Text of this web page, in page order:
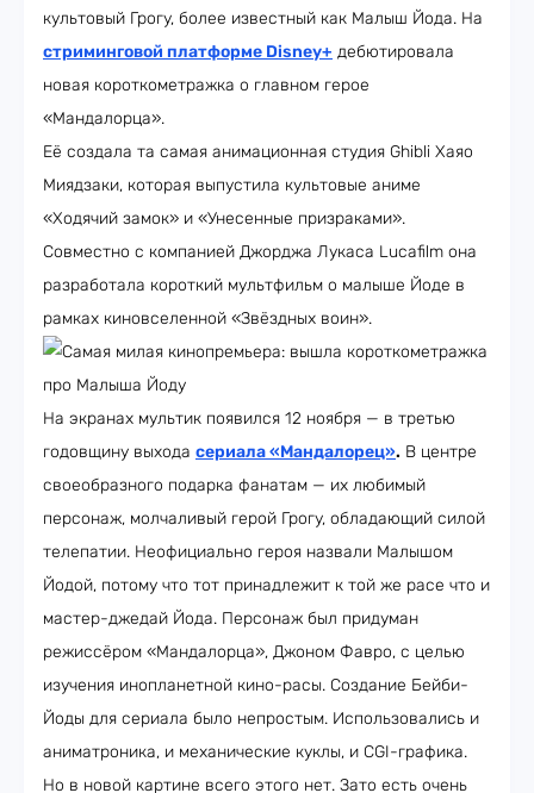
культовый Грогу, более известный как Малыш Йода. На
стриминговой платформе Disney+ дебютировала
новая короткометражка о главном герое
«Мандалорца».
Её создала та самая анимационная студия Ghibli Хаяо
Миядзаки, которая выпустила культовые аниме
«Ходячий замок» и «Унесенные призраками».
Совместно с компанией Джорджа Лукаса Lucafilm она
разработала короткий мультфильм о малыше Йоде в
рамках киновселенной «Звёздных воин».
На экранах мультик появился 12 ноября — в третью
годовщину выхода сериала «Мандалорец». В центре
своеобразного подарка фанатам — их любимый
персонаж, молчаливый герой Грогу, обладающий силой
телепатии. Неофициально героя назвали Малышом
Йодой, потому что тот принадлежит к той же расе что и
мастер-джедай Йода. Персонаж был придуман
режиссёром «Мандалорца», Джоном Фавро, с целью
изучения инопланетной кино-расы. Создание Бейби-
Йоды для сериала было непростым. Использовались и
аниматроника, и механические куклы, и CGI-графика.
Но в новой картине всего этого нет. Зато есть очень